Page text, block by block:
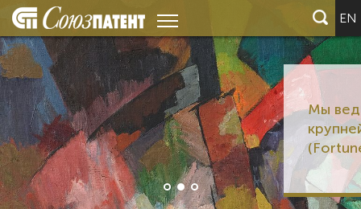
EN
Мы ведем дела 6 из 12
крупнейших корпораций
(Fortune Global 500)